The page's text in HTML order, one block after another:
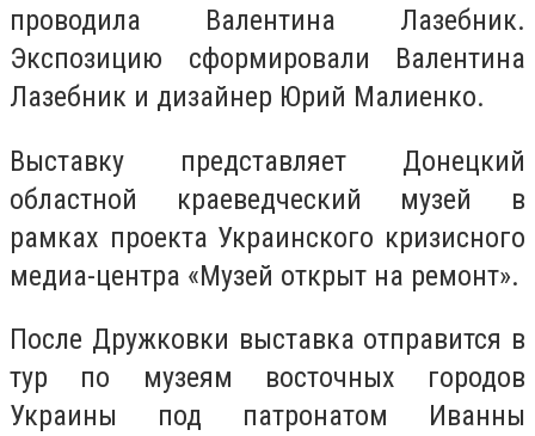
проводила Валентина Лазебник.
Экспозицию сформировали Валентина
Лазебник и дизайнер Юрий Малиенко.
Выставку представляет Донецкий
областной краеведческий музей в
рамках проекта Украинского кризисного
медиа-центра «Музей открыт на ремонт».
После Дружковки выставка отправится в
тур по музеям восточных городов
Украины под патронатом Иванны